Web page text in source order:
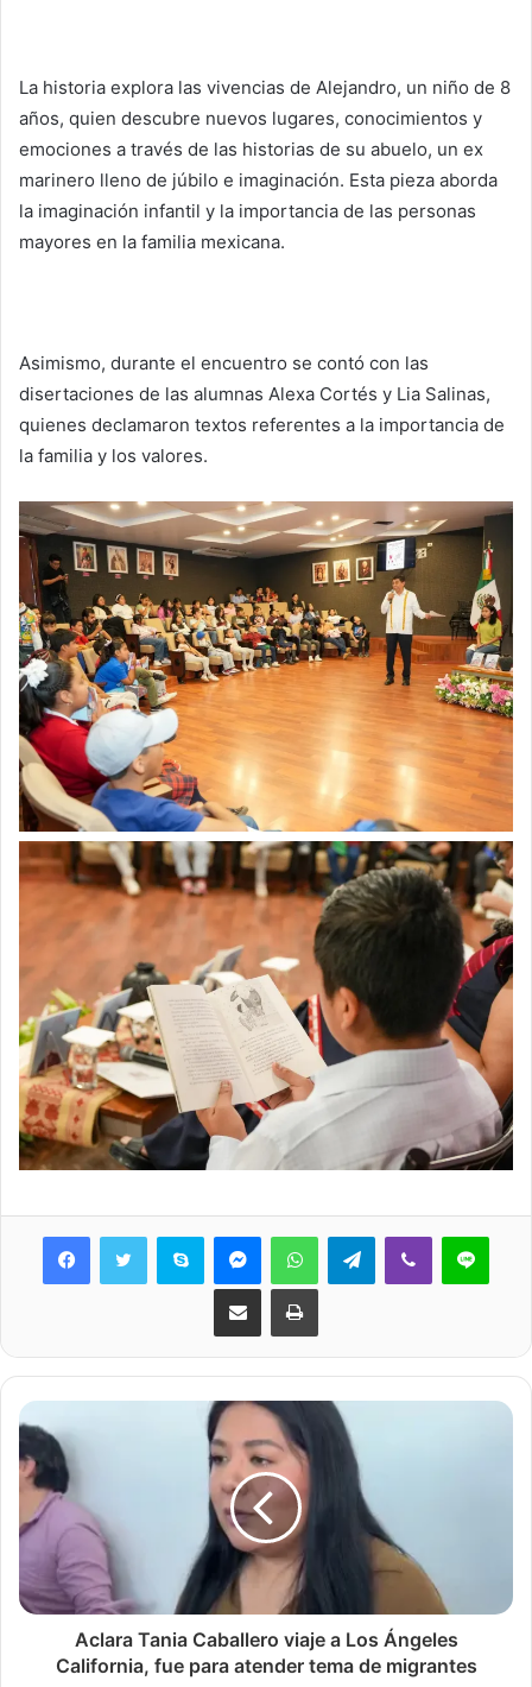
La historia explora las vivencias de Alejandro, un niño de 8
años, quien descubre nuevos lugares, conocimientos y
emociones a través de las historias de su abuelo, un ex
marinero lleno de júbilo e imaginación. Esta pieza aborda
la imaginación infantil y la importancia de las personas
mayores en la familia mexicana.
Asimismo, durante el encuentro se contó con las
disertaciones de las alumnas Alexa Cortés y Lia Salinas,
quienes declamaron textos referentes a la importancia de
la familia y los valores.
Skype MessengerWhatsAppTelegramViber Line
Share via Email Print
Aclara Tania Caballero viaje a Los Ángeles
California, fue para atender tema de migrantes